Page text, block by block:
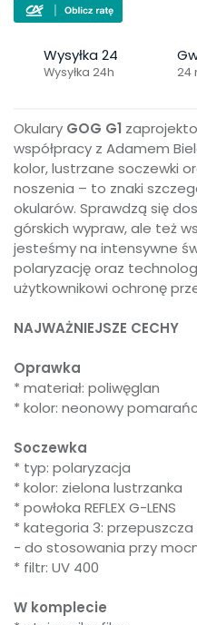
Wysyłka 24
Wysyłka 24h 24
Okulary GOG G1
współpracy z Adamem
kolor, lustrzane soczewki
noszenia – to znaki
okularów. Sprawdzą się
górskich wypraw, ale też
jesteśmy na intensywne
polaryzację oraz
użytkownikowi ochronę
NAJWAŻNIEJSZE CECHY
Oprawka
* materiał: poliwęglan
* kolor: neonowy
Soczewka
* typ: polaryzacja
* kolor: zielona lustrzanka
* powłoka REFLEX G-LENS
* kategoria 3: przepuszcza
- do stosowania przy
* filtr: UV 400
W komplecie